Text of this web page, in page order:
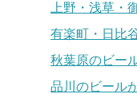
上野・浅草・
有楽町・日比
秋葉原のビー
品川のビール